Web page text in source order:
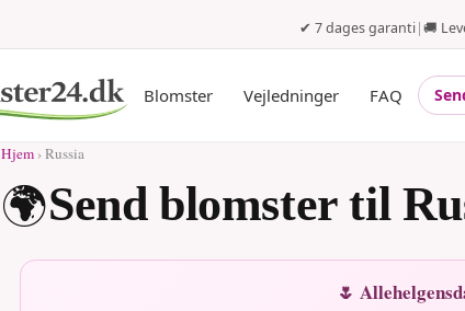
✔ 7 dages garanti|🚚
Blomster Vejledninger FAQ
Hjem › Russia
🌍Send blomster til
🌷